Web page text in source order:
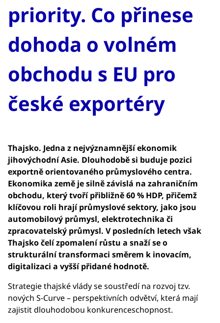
priority. Co přinese
dohoda o volném
obchodu s EU pro
české exportéry
Thajsko. Jedna z nejvýznamnější ekonomik
jihovýchodní Asie. Dlouhodobě si buduje pozici
exportně orientovaného průmyslového centra.
Ekonomika země je silně závislá na zahraničním
obchodu, který tvoří přibližně 60 % HDP, přičemž
klíčovou roli hrají průmyslové sektory, jako jsou
automobilový průmysl, elektrotechnika či
zpracovatelský průmysl. V posledních letech však
Thajsko čelí zpomalení růstu a snaží se o
strukturální transformaci směrem k inovacím,
digitalizaci a vyšší přidané hodnotě.
Strategie thajské vlády se soustředí na rozvoj tzv.
nových S-Curve – perspektivních odvětví, která mají
zajistit dlouhodobou konkurenceschopnost.